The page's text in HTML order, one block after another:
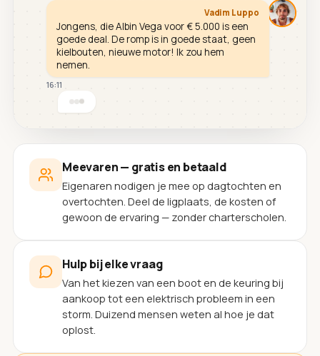
Vadim Luppo
Jongens, die Albin Vega voor € 5.000 is een
goede deal. De romp is in goede staat, geen
kielbouten, nieuwe motor! Ik zou hem
nemen.
16:11
Meevaren — gratis en betaald
Eigenaren nodigen je mee op dagtochten en
overtochten. Deel de ligplaats, de kosten of
gewoon de ervaring — zonder charterscholen.
Hulp bij elke vraag
Van het kiezen van een boot en de keuring bij
aankoop tot een elektrisch probleem in een
storm. Duizend mensen weten al hoe je dat
oplost.